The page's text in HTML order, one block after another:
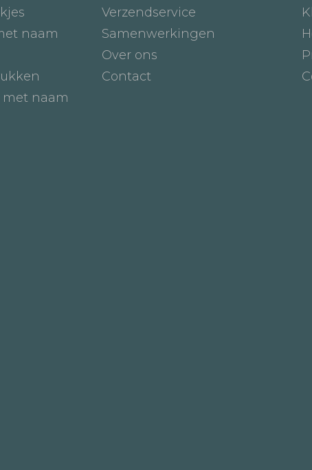
naam
met naam
Verzendservice
Samenwerkingen
Over ons
Contact